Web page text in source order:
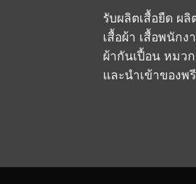
รับผลิตเสื้อยืด ผลิ
เสื้อผ้า เสื้อพนักง
ผ้ากันเปื้อน หมวก
และนำเข้าของพ